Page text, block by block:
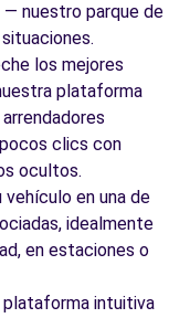
nuestro parque de
los mejores
plataforma
clics con
ocultos.
vehículo en una de
idealmente
en estaciones o
plataforma intuitiva